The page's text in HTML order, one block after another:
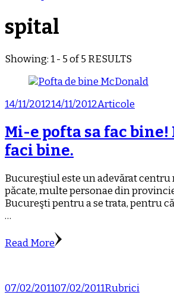
spital
Showing: 1 - 5 of 5 RESULTS
14/11/201214/11/2012Articole
Mi-e pofta sa fac
faci bine.
Bucureştiul este un adevărat centru
păcate, multe personae din
Bucureşti pentru a se trata, pentru
…
Read More
07/02/201107/02/2011Rubrici